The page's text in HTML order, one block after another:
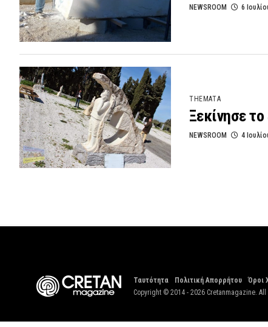
NEWSROOM 6
THEMATA
Ξεκίνησε
NEWSROOM 4
Ταυτότητα Πολιτική Απορρήτου Όροι
Copyright © 2014 - 2026 Cretanmagazine.